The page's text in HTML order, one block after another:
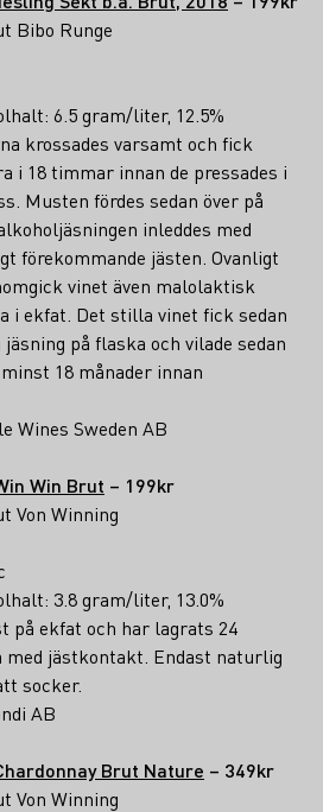
Bibo Runge
6.5 gram/liter, 12.5%
krossades varsamt och fick
i 18 timmar innan de pressades i
Musten fördes sedan över på
inleddes med
förekommande jästen. Ovanligt
vinet även malolaktisk
i ekfat. Det stilla vinet fick sedan
på flaska och vilade sedan
18 månader innan
Wines Sweden AB
Win Brut – 199kr
Von Winning
3.8 gram/liter, 13.0%
på ekfat och har lagrats 24
med jästkontakt. Endast naturlig
socker.
AB
Brut Nature – 349kr
Von Winning